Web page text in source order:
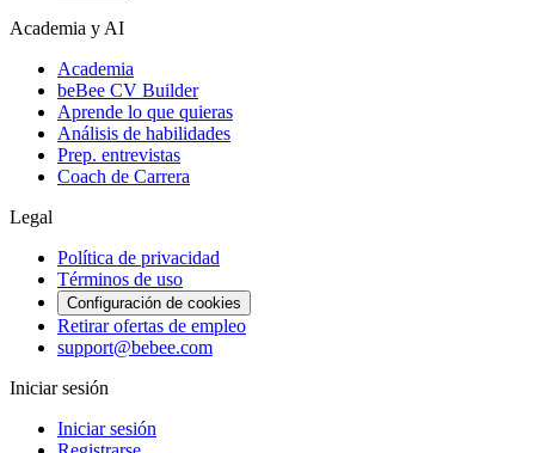
Academia y AI
Academia
beBee CV Builder
Aprende lo que quieras
Análisis de habilidades
Prep. entrevistas
Coach de Carrera
Legal
Política de privacidad
Términos de uso
Configuración de cookies
Retirar ofertas de empleo
support@bebee.com
Iniciar sesión
Iniciar sesión